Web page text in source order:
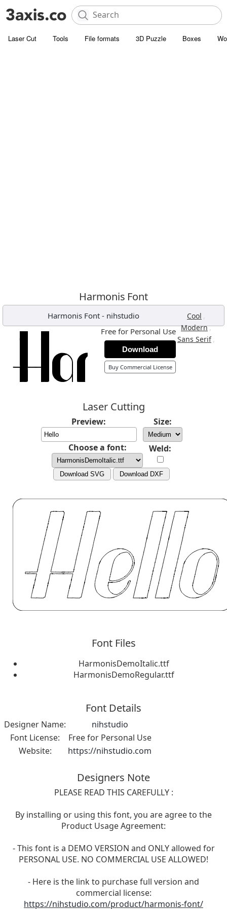
Laser Cut Tools File formats 3D Puzzle Boxes
Harmonis Font
Harmonis Font- nihstudio Cool ,
Modern,
Sans Serif ,
Free for Personal Use
Download
Buy Commercial License
Laser Cutting
Preview: Size:
Choose a font: Weld:
Download SVG Download DXF
Font Files
HarmonisDemoItalic.ttf
HarmonisDemoRegular.ttf
Font Details
Designer Name:
nihstudio
Font License:
Free for Personal Use
Website:
https://nihstudio.com
Designers Note
PLEASE READ THIS CAREFULLY :
By installing or using this font, you are agree to the
Product Usage Agreement:
- This font is a DEMO VERSION and ONLY allowed for
PERSONAL USE. NO COMMERCIAL USE ALLOWED!
- Here is the link to purchase full version and
commercial license:
https://nihstudio.com/product/harmonis-font/